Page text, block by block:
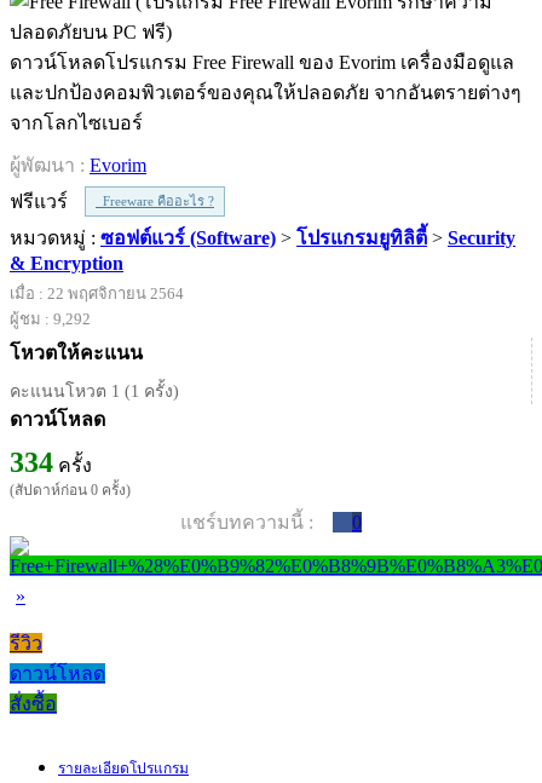
ดาวน์โหลดโปรแกรม Free Firewall ของ Evorim เครื่องมือดูแล
และปกป้องคอมพิวเตอร์ของคุณให้ปลอดภัย จากอันตรายต่างๆ
จากโลกไซเบอร์
ผู้พัฒนา : Evorim
ฟรีแวร์
Freeware คืออะไร ?
หมวดหมู่ : ซอฟต์แวร์ (Software) > โปรแกรมยูทิลิตี้ > Security
& Encryption
เมื่อ : 22 พฤศจิกายน 2564
ผู้ชม : 9,292
โหวตให้คะแนน
คะแนนโหวต 1 (1 ครั้ง)
ดาวน์โหลด
334 ครั้ง
(สัปดาห์ก่อน 0 ครั้ง)
แชร์บทความนี้ : 0
»
รีวิว
ดาวน์โหลด
สั่งซื้อ
รายละเอียดโปรแกรม